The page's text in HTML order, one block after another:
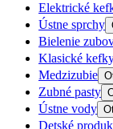
Elektrické
Ústne sprchy
Bielenie
Klasické
Medzizubie
Zubné pasty
Ústne vody
Detské